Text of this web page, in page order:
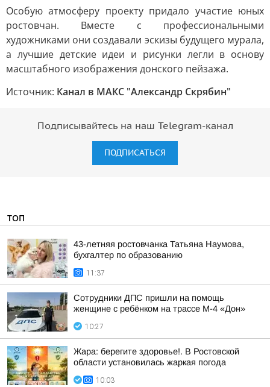
Особую атмосферу проекту придало участие юных
ростовчан. Вместе с профессиональными
художниками они создавали эскизы будущего мурала,
а лучшие детские идеи и рисунки легли в основу
масштабного изображения донского пейзажа.
Источник: Канал в МАКС "Александр Скрябин"
Подписывайтесь на наш Telegram-канал
ПОДПИСАТЬСЯ
ТОП
43-летняя ростовчанка Татьяна Наумова,
бухгалтер по образованию
11:37
Сотрудники ДПС пришли на помощь
женщине с ребёнком на трассе М-4 «Дон»
10:27
Жара: берегите здоровье!. В Ростовской
области установилась жаркая погода
10:03